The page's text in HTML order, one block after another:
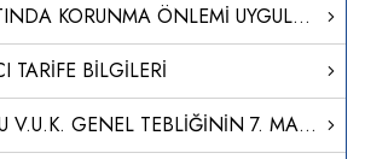
KAĞIT İTHALATINDA KORUNMA ÖNLEMİ UYGULANMASINA İLİŞKİN KARAR (KARAR SAYISI: 8651)
TARİFE BİLGİLERİ
531 SIRA NO.LU V.U.K. GENEL TEBLİĞİNİN 7. MADDESİNİN (1) NUMARALI FIKRASININ (A) VE (B) BENDİ UYARINCA BELİRLENEN TEMİNAT VERME SÜRELERİNİN MÜCBİR SEBEP İLAN EDİLEN YERLERDE UZATILMASI HAKKINDA SİRKÜLER YAYIMLANDI.